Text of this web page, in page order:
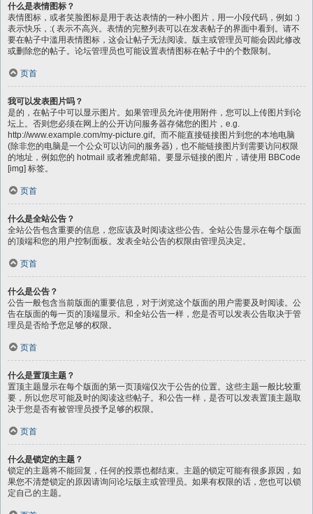
什么是表情图标？
表情图标，或者笑脸图标是用于表达表情的一种小图片，用一小段代码，例如 :)
表示快乐，:( 表示不高兴。表情的完整列表可以在发表帖子的界面中看到。请不
要在帖子中滥用表情图标，这会让帖子无法阅读。版主或管理员可能会因此修改
或删除您的帖子。论坛管理员也可能设置表情图标在帖子中的个数限制。
页首
我可以发表图片吗？
是的，在帖子中可以显示图片。如果管理员允许使用附件，您可以上传图片到论
坛上。否则您必须在网上的公开访问服务器存储您的图片，e.g.
http://www.example.com/my-picture.gif。而不能直接链接图片到您的本地电脑
(除非您的电脑是一个公众可以访问的服务器)，也不能链接图片到需要访问权限
的地址，例如您的 hotmail 或者雅虎邮箱。要显示链接的图片，请使用 BBCode
[img] 标签。
页首
什么是全站公告？
全站公告包含重要的信息，您应该及时阅读这些公告。全站公告显示在每个版面
的顶端和您的用户控制面板。发表全站公告的权限由管理员决定。
页首
什么是公告？
公告一般包含当前版面的重要信息，对于浏览这个版面的用户需要及时阅读。公
告在版面的每一页的顶端显示。和全站公告一样，您是否可以发表公告取决于管
理员是否给予您足够的权限。
页首
什么是置顶主题？
置顶主题显示在每个版面的第一页顶端仅次于公告的位置。这些主题一般比较重
要，所以您尽可能及时的阅读这些帖子。和公告一样，是否可以发表置顶主题取
决于您是否有被管理员授予足够的权限。
页首
什么是锁定的主题？
锁定的主题将不能回复，任何的投票也都结束。主题的锁定可能有很多原因，如
果您不清楚锁定的原因请询问论坛版主或管理员。如果有权限的话，您也可以锁
定自己的主题。